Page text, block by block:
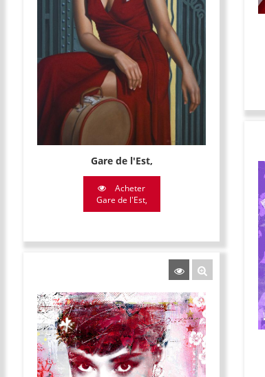
Gare de l'Est,
Acheter
Gare de l'Est,